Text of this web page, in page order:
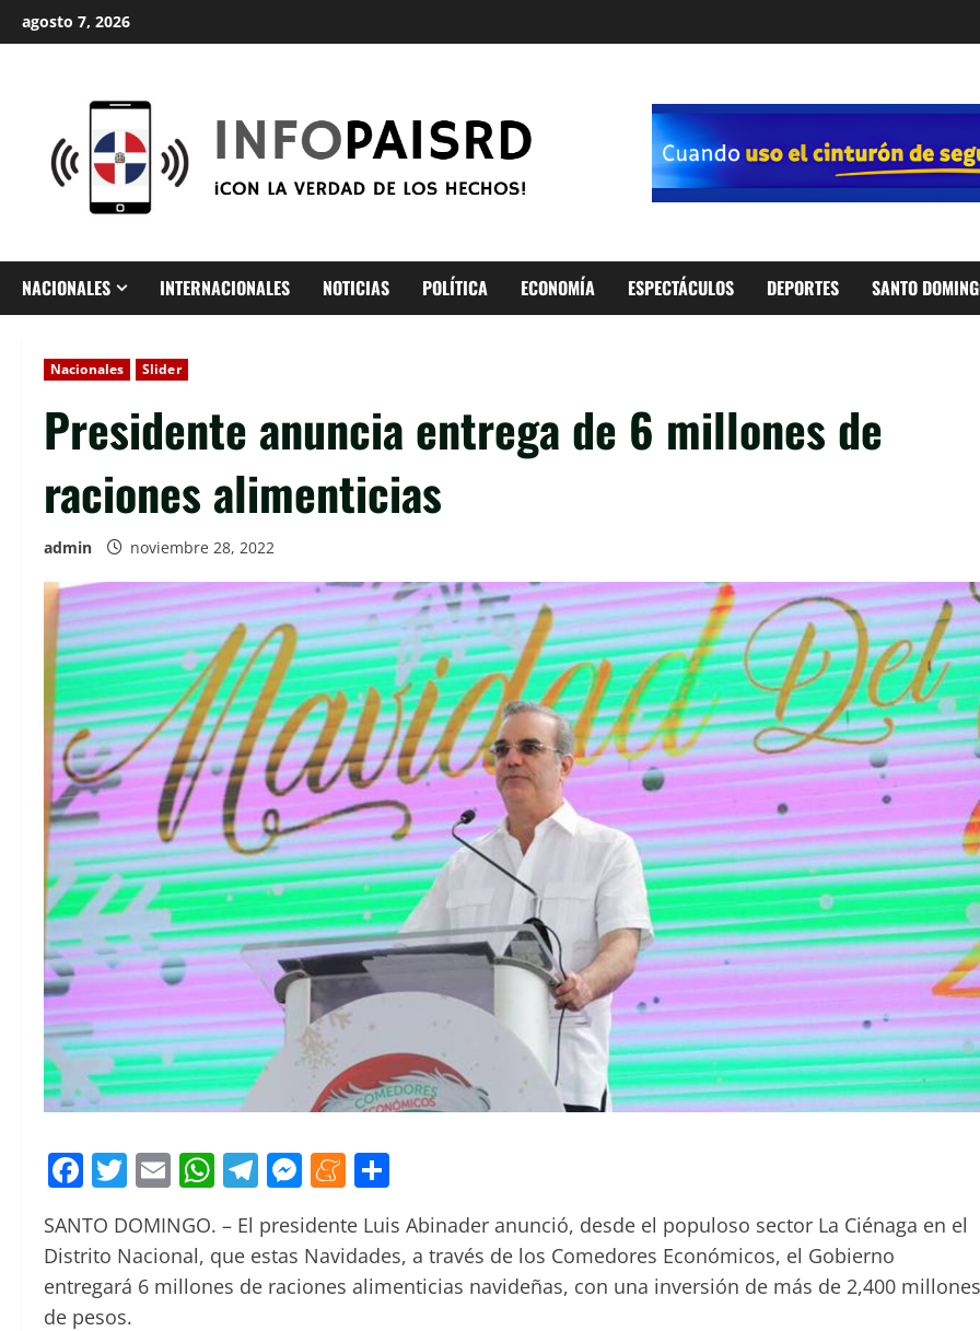
al
agosto 7, 2026
NACIONALES INTERNACIONALES NOTICIAS POLÍTICA ECONOMÍA ESPECTÁCULOS DEPORTES SANTO
Nacionales Slider
Presidente anuncia entrega de 6 millones de
raciones alimenticias
admin noviembre 28, 2022
Facebook
Twitter
EmailWhatsApp
Telegram
Messenger
Meneame
SANTO DOMINGO. – El presidente Luis Abinader anunció, desde el populoso sector La Ciénaga en el
Distrito Nacional, que estas Navidades, a través de los Comedores Económicos, el Gobierno
entregará 6 millones de raciones alimenticias navideñas, con una inversión de más de 2,400 millones
de pesos.